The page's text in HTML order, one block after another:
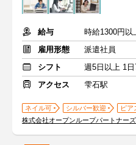
給与
時給1300円以
雇用形態
派遣社員
シフト
週5日以上 1
アクセス
雫石駅
ネイル可 シルバー歓迎 ピア
株式会社オープンループパートナー